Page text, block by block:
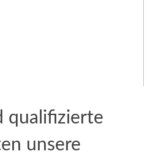
qualifizierte
unsere